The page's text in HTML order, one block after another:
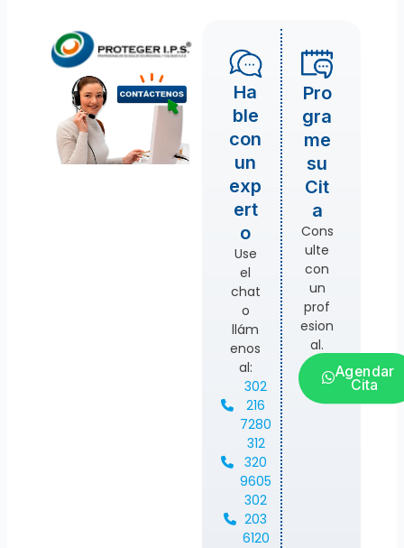
Ha
ble
con
un
exp
ert
o
Use
el
chat
o
llám
enos
al:
302
216
7280
312
320
9605
302
203
6120
Pro
gra
me
su
Cit
a
Cons
ulte
con
un
prof
esion
al.
Agendar
Cita